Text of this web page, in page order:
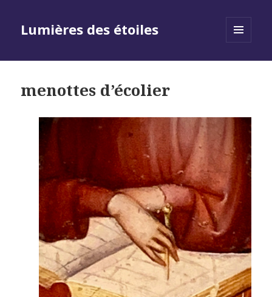
Lumières des étoiles
menottes d’écolier